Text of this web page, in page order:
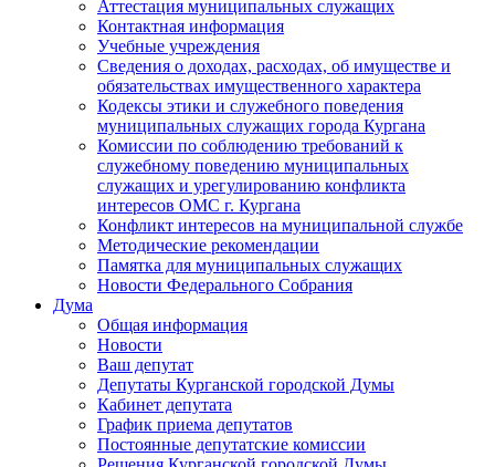
Аттестация муниципальных служащих
Контактная информация
Учебные учреждения
Сведения о доходах, расходах, об имуществе и
обязательствах имущественного характера
Кодексы этики и служебного поведения
муниципальных служащих города Кургана
Комиссии по соблюдению требований к
служебному поведению муниципальных
служащих и урегулированию конфликта
интересов ОМС г. Кургана
Конфликт интересов на муниципальной службе
Методические рекомендации
Памятка для муниципальных служащих
Новости Федерального Cобрания
Дума
Общая информация
Новости
Ваш депутат
Депутаты Курганской городской Думы
Кабинет депутата
График приема депутатов
Постоянные депутатские комиссии